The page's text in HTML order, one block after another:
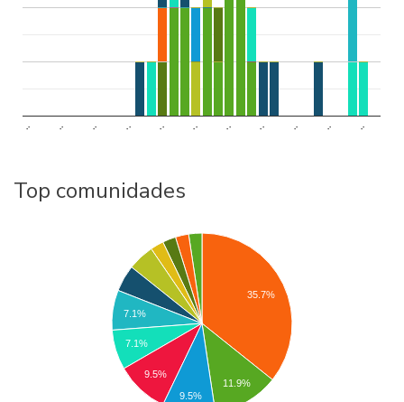
.. .. .. .. .. .. .. .. .. .. ..
Top comunidades
35.7%
11.9%
7.1%
7.1%
9.5%
9.5%